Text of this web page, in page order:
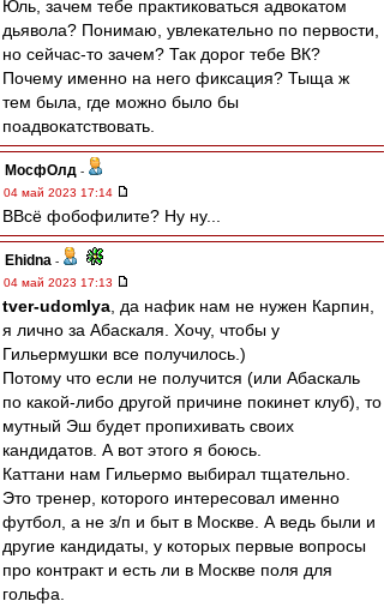
Юль, зачем тебе практиковаться адвокатом
дьявола? Понимаю, увлекательно по первости,
но сейчас-то зачем? Так дорог тебе ВК?
Почему именно на него фиксация? Тыща ж
тем была, где можно было бы
поадвокатствовать.
МосфОлд -
04 май 2023 17:14
ВВсё фобофилите? Ну ну...
Ehidna -
04 май 2023 17:13
tver-udomlya , да нафик нам не нужен Карпин,
я лично за Абаскаля. Хочу, чтобы у
Гильермушки все получилось.)
Потому что если не получится (или Абаскаль
по какой-либо другой причине покинет клуб), то
мутный Эш будет пропихивать своих
кандидатов. А вот этого я боюсь.
Каттани нам Гильермо выбирал тщательно.
Это тренер, которого интересовал именно
футбол, а не з/п и быт в Москве. А ведь были и
другие кандидаты, у которых первые вопросы
про контракт и есть ли в Москве поля для
гольфа.